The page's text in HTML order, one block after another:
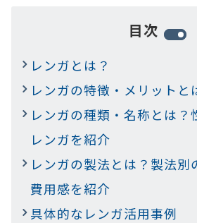
目次
レンガとは？
レンガの特徴・メリットと
レンガの種類・名称とは？
レンガを紹介
レンガの製法とは？製法別
費用感を紹介
具体的なレンガ活用事例